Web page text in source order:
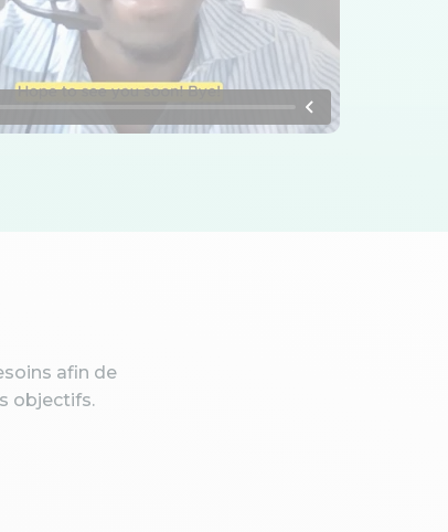
afin de
objectifs.